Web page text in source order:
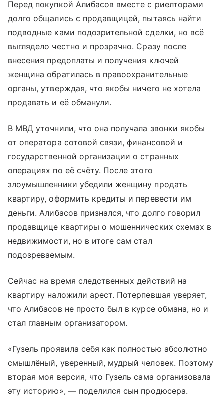
Перед покупкой Алибасов вместе с риелторами
долго общались с продавщицей, пытаясь найти
подводные ками подозрительной сделки, но всё
выглядело честно и прозрачно. Сразу после
внесения предоплаты и получения ключей
женщина обратилась в правоохранительные
органы, утверждая, что якобы ничего не хотела
продавать и её обманули.
В МВД уточнили, что она получала звонки якобы
от оператора сотовой связи, финансовой и
государственной организации о странных
операциях по её счёту. После этого
злоумышленники убедили женщину продать
квартиру, оформить кредиты и перевести им
деньги. Алибасов признался, что долго говорил
продавщице квартиры о мошеннических схемах в
недвижимости, но в итоге сам стал
подозреваемым.
Сейчас на время следственных действий на
квартиру наложили арест. Потерпевшая уверяет,
что Алибасов не просто был в курсе обмана, но и
стал главным организатором.
«Гузель проявила себя как полностью абсолютно
смышлёный, уверенный, мудрый человек. Поэтому
вторая моя версия, что Гузель сама организовала
эту историю», — поделился сын продюсера.